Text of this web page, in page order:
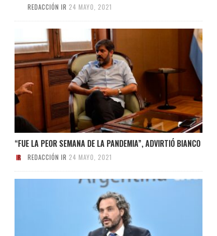
REDACCIÓN IR 24 MAYO, 2021
“FUE LA PEOR SEMANA DE LA PANDEMIA”, ADVIRTIÓ BIANCO
REDACCIÓN IR 24 MAYO, 2021